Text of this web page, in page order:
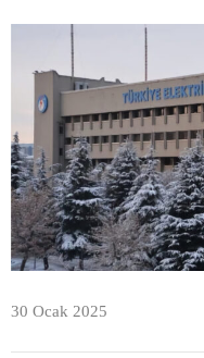
30 Ocak 2025